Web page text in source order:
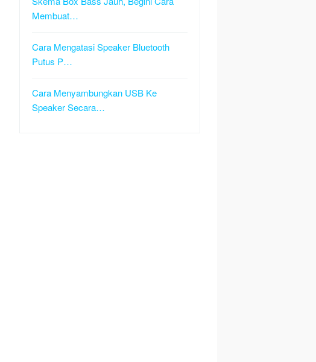
Membuat…
Cara Mengatasi Speaker Bluetooth
Putus P…
Cara Menyambungkan USB Ke
Speaker Secara…